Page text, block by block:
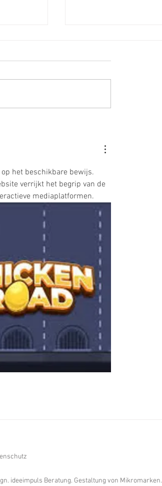
het beschikbare bewijs.
verrijkt het begrip van de
mediaplatformen.
ideeimpuls Beratung. Gestaltung von Mikromarken.